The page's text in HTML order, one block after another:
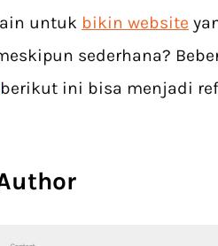
untuk bikin website
sederhana?
berikut ini bisa menjadi